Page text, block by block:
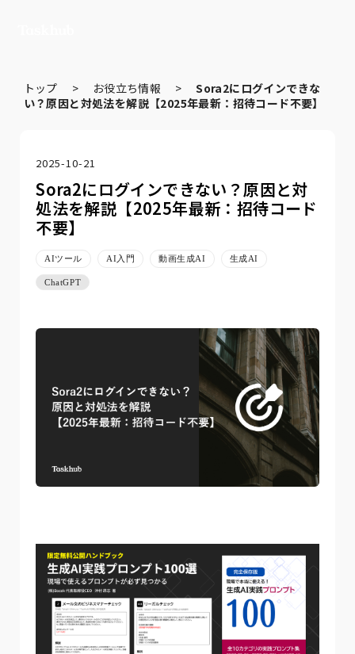
トップ > お役立ち情報 >Sora2にログインできな
い？原因と対処法を解説【2025年最新：招待コード不要】
2025-10-21
Sora2にログインできない？原因と対
処法を解説【2025年最新：招待コード
不要】
AIツール AI入門 動画生成AI 生成AI
ChatGPT